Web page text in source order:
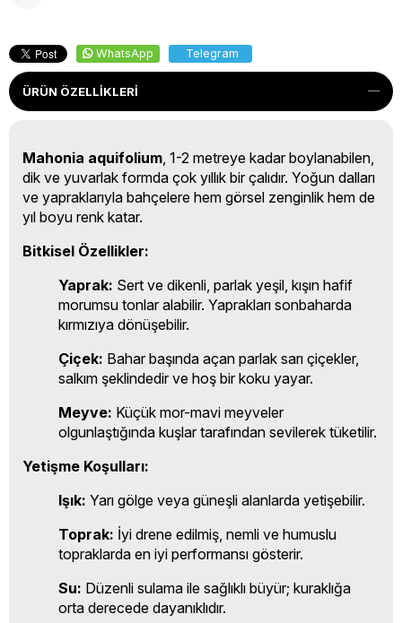
WhatsApp Telegram
ÜRÜN ÖZELLIKLERI
Mahonia aquifolium , 1-2 metreye kadar boylanabilen,
dik ve yuvarlak formda çok yıllık bir çalıdır. Yoğun dalları
ve yapraklarıyla bahçelere hem görsel zenginlik hem de
yıl boyu renk katar.
Bitkisel Özellikler:
Yaprak: Sert ve dikenli, parlak yeşil, kışın hafif
morumsu tonlar alabilir. Yaprakları sonbaharda
kırmızıya dönüşebilir.
Çiçek: Bahar başında açan parlak sarı çiçekler,
salkım şeklindedir ve hoş bir koku yayar.
Meyve: Küçük mor-mavi meyveler
olgunlaştığında kuşlar tarafından sevilerek tüketilir.
Yetişme Koşulları:
Işık: Yarı gölge veya güneşli alanlarda yetişebilir.
Toprak: İyi drene edilmiş, nemli ve humuslu
topraklarda en iyi performansı gösterir.
Su: Düzenli sulama ile sağlıklı büyür; kuraklığa
orta derecede dayanıklıdır.